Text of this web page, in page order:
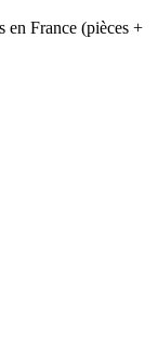
en France (pièces +